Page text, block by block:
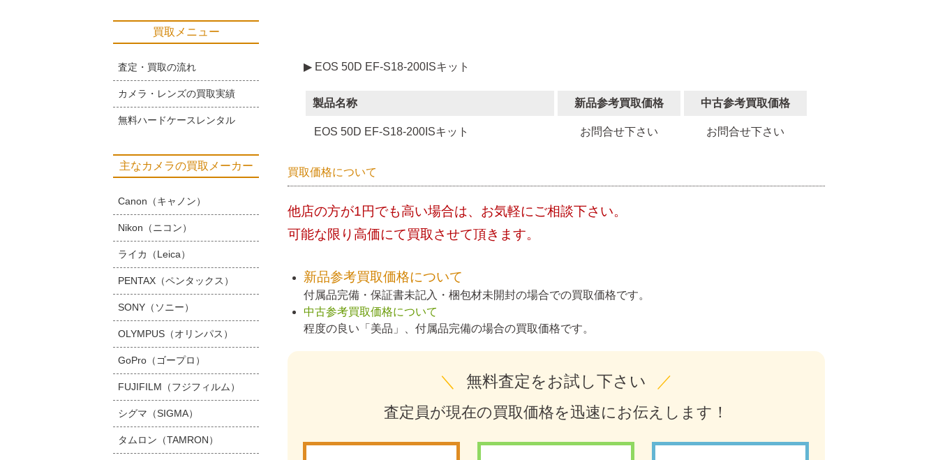
▶ EOS 50D EF-S18-200ISキット
製品名称 新品参考買取価格 中古参考買取価格
EOS 50D EF-S18-200ISキット お問合せ下さい お問合せ下さい
買取価格について
他店の方が1円でも高い場合は、お気軽にご相談下さい。
可能な限り高価にて買取させて頂きます。
新品参考買取価格について
付属品完備・保証書未記入・梱包材未開封の場合での買取価格です。
中古参考買取価格について
程度の良い「美品」、付属品完備の場合の買取価格です。
＼ 無料査定をお試し下さい ／
査定員が現在の買取価格を迅速にお伝えします！
買取メニュー
査定・買取の流れ
カメラ・レンズの買取実績
無料ハードケースレンタル
主なカメラの買取メーカー
Canon（キャノン）
Nikon（ニコン）
ライカ（Leica）
PENTAX（ペンタックス）
SONY（ソニー）
OLYMPUS（オリンパス）
GoPro（ゴープロ）
FUJIFILM（フジフィルム）
シグマ（SIGMA）
タムロン（TAMRON）